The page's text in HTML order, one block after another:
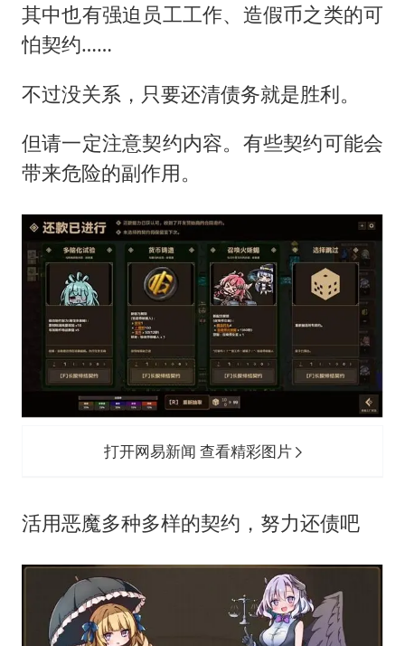
其中也有强迫员工工作、造假币之类的可
怕契约……
不过没关系，只要还清债务就是胜利。
但请一定注意契约内容。有些契约可能会
带来危险的副作用。
打开网易新闻 查看精彩图片
活用恶魔多种多样的契约，努力还债吧